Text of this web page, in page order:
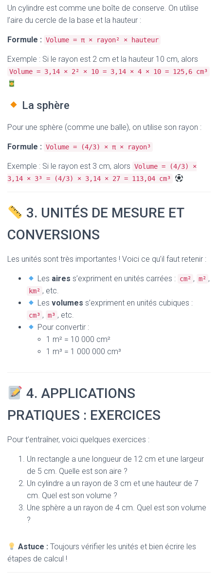
Un cylindre est comme une boîte de conserve. On utilise
l’aire du cercle de la base et la hauteur :
Formule : Volume = π × rayon² × hauteur
Exemple : Si le rayon est 2 cm et la hauteur 10 cm, alors
Volume = 3,14 × 2² × 10 = 3,14 × 4 × 10 = 125,6 cm³
La sphère
Pour une sphère (comme une balle), on utilise son rayon :
Formule : Volume = (4/3) × π × rayon³
Exemple : Si le rayon est 3 cm, alors Volume = (4/3) ×
3,14 × 3³ = (4/3) × 3,14 × 27 = 113,04 cm³
3. UNITÉS DE MESURE ET
CONVERSIONS
Les unités sont très importantes ! Voici ce qu’il faut retenir :
Les aires s’expriment en unités carrées : cm² , m² ,
km² , etc.
Lesvolumes s’expriment en unités cubiques :
cm³ , m³ , etc.
Pour convertir :
1 m² = 10 000 cm²
1 m³ = 1 000 000 cm³
4. APPLICATIONS
PRATIQUES : EXERCICES
Pour t’entraîner, voici quelques exercices :
Un rectangle a une longueur de 12 cm et une largeur
de 5 cm. Quelle est son aire ?
Un cylindre a un rayon de 3 cm et une hauteur de 7
cm. Quel est son volume ?
Une sphère a un rayon de 4 cm. Quel est son volume
?
Astuce : Toujours vérifier les unités et bien écrire les
étapes de calcul !